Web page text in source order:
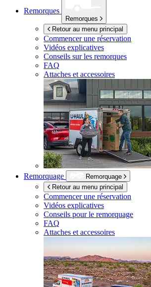
Remorques
Remorques
Retour au menu principal
Commencer une réservation
Vidéos explicatives
Conseils sur les remorques
FAQ
Attaches et accessoires
Remorquage
Remorquage
Retour au menu principal
Commencer une réservation
Vidéos explicatives
Conseils pour le remorquage
FAQ
Attaches et accessoires